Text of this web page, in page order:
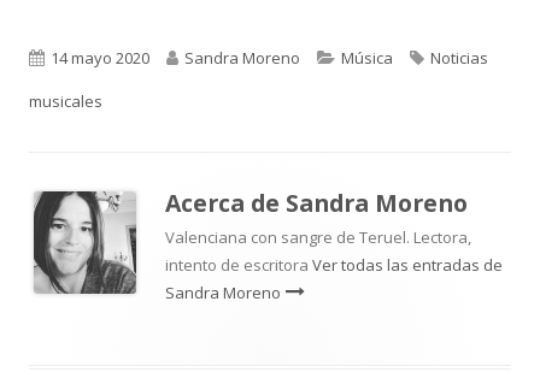
Publicado
el
14 mayo 2020 Autor
Sandra Moreno Categorías
Música Etiquetas
Noticias
musicales
Acerca de Sandra Moreno
Valenciana con sangre de Teruel. Lectora,
intento de escritora Ver todas las entradas de
Sandra Moreno